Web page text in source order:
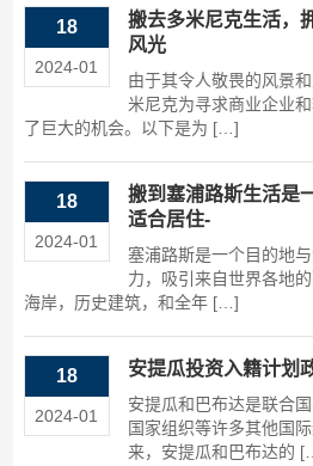
18
2024-01
搬去多米尼克生活，
风光
由于其令人敬畏的风景
米尼克为寻求商业企业
了巨大的机会。以下是为 […]
18
2024-01
搬到塞浦路斯生活是
适合居住-
塞浦路斯是一个目的地
力，吸引来自世界各地
海岸，历史建筑，和全年 […]
18
2024-01
安提瓜投资入籍计划
安提瓜和巴布达是联合
国家组织等许多其他国
来，安提瓜和巴布达的